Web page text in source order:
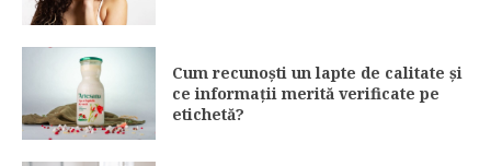
Cum recunoști un lapte de calitate și
ce informații merită verificate pe
etichetă?